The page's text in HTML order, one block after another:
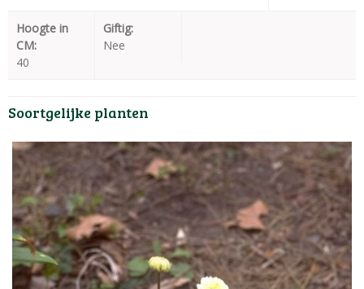
Hoogte in
CM:
40
Giftig:
Nee
Soortgelijke planten